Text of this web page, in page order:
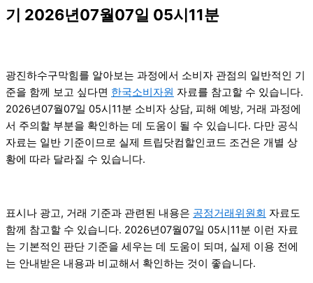
기 2026년07월07일 05시11분
광진하수구막힘를 알아보는 과정에서 소비자 관점의 일반적인 기
준을 함께 보고 싶다면 한국소비자원 자료를 참고할 수 있습니다.
2026년07월07일 05시11분 소비자 상담, 피해 예방, 거래 과정에
서 주의할 부분을 확인하는 데 도움이 될 수 있습니다. 다만 공식
자료는 일반 기준이므로 실제 트립닷컴할인코드 조건은 개별 상
황에 따라 달라질 수 있습니다.
표시나 광고, 거래 기준과 관련된 내용은 공정거래위원회 자료도
함께 참고할 수 있습니다. 2026년07월07일 05시11분 이런 자료
는 기본적인 판단 기준을 세우는 데 도움이 되며, 실제 이용 전에
는 안내받은 내용과 비교해서 확인하는 것이 좋습니다.